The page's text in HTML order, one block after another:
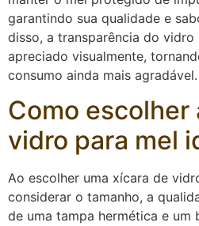
garantindo sua qualidade e
disso, a transparência do
apreciado visualmente,
consumo ainda mais agradável.
Como escolher
vidro para mel
Ao escolher uma xícara de
considerar o tamanho, a
de uma tampa hermética e